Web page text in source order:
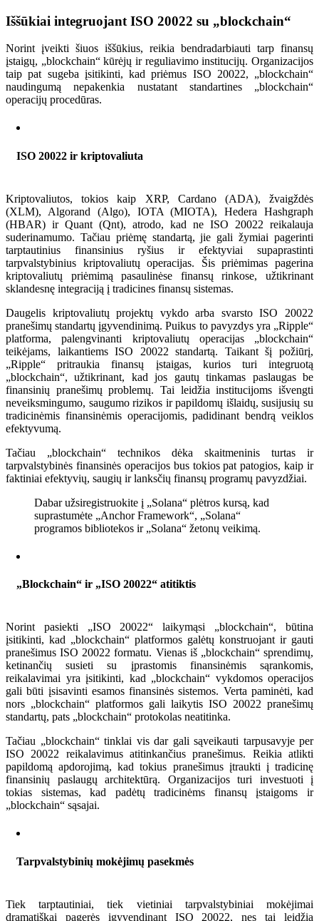
Iššūkiai integruojant ISO 20022 su „blockchain“
Norint įveikti šiuos iššūkius, reikia bendradarbiauti tarp finansų
įstaigų, „blockchain“ kūrėjų ir reguliavimo institucijų. Organizacijos
taip pat sugeba įsitikinti, kad priėmus ISO 20022, „blockchain“
naudingumą nepakenkia nustatant standartines „blockchain“
operacijų procedūras.
ISO 20022 ir kriptovaliuta
Kriptovaliutos, tokios kaip XRP, Cardano (ADA), žvaigždės
(XLM), Algorand (Algo), IOTA (MIOTA), Hedera Hashgraph
(HBAR) ir Quant (Qnt), atrodo, kad ne ISO 20022 reikalauja
suderinamumo. Tačiau priėmę standartą, jie gali žymiai pagerinti
tarptautinius finansinius ryšius ir efektyviai supaprastinti
tarpvalstybinius kriptovaliutų operacijas. Šis priėmimas pagerina
kriptovaliutų priėmimą pasaulinėse finansų rinkose, užtikrinant
sklandesnę integraciją į tradicines finansų sistemas.
Daugelis kriptovaliutų projektų vykdo arba svarsto ISO 20022
pranešimų standartų įgyvendinimą. Puikus to pavyzdys yra „Ripple“
platforma, palengvinanti kriptovaliutų operacijas „blockchain“
teikėjams, laikantiems ISO 20022 standartą. Taikant šį požiūrį,
„Ripple“ pritraukia finansų įstaigas, kurios turi integruotą
„blockchain“, užtikrinant, kad jos gautų tinkamas paslaugas be
finansinių pranešimų problemų. Tai leidžia institucijoms išvengti
neveiksmingumo, saugumo rizikos ir papildomų išlaidų, susijusių su
tradicinėmis finansinėmis operacijomis, padidinant bendrą veiklos
efektyvumą.
Tačiau „blockchain“ technikos dėka skaitmeninis turtas ir
tarpvalstybinės finansinės operacijos bus tokios pat patogios, kaip ir
faktiniai efektyvių, saugių ir lanksčių finansų programų pavyzdžiai.
Dabar užsiregistruokite į „Solana“ plėtros kursą, kad
suprastumėte „Anchor Framework“, „Solana“
programos bibliotekos ir „Solana“ žetonų veikimą.
„Blockchain“ ir „ISO 20022“ atitiktis
Norint pasiekti „ISO 20022“ laikymąsi „blockchain“, būtina
įsitikinti, kad „blockchain“ platformos galėtų konstruojant ir gauti
pranešimus ISO 20022 formatu. Vienas iš „blockchain“ sprendimų,
ketinančių susieti su įprastomis finansinėmis sąrankomis,
reikalavimai yra įsitikinti, kad „blockchain“ vykdomos operacijos
gali būti įsisavinti esamos finansinės sistemos. Verta paminėti, kad
nors „blockchain“ platformos gali laikytis ISO 20022 pranešimų
standartų, pats „blockchain“ protokolas neatitinka.
Tačiau „blockchain“ tinklai vis dar gali sąveikauti tarpusavyje per
ISO 20022 reikalavimus atitinkančius pranešimus. Reikia atlikti
papildomą apdorojimą, kad tokius pranešimus įtraukti į tradicinę
finansinių paslaugų architektūrą. Organizacijos turi investuoti į
tokias sistemas, kad padėtų tradicinėms finansų įstaigoms ir
„blockchain“ sąsajai.
Tarpvalstybinių mokėjimų pasekmės
Tiek tarptautiniai, tiek vietiniai tarpvalstybiniai mokėjimai
dramatiškai pagerės įgyvendinant ISO 20022, nes tai leidžia